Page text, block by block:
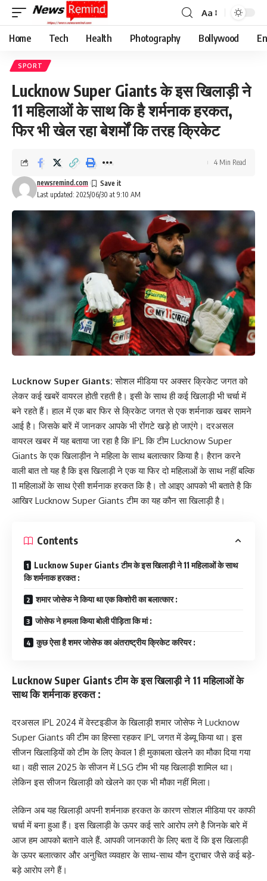
Font
Resizer
Aa
Home Tech Health Photography Bollywood
SPORT
Lucknow Super Giants के इस खिलाड़ी ने
11 महिलाओं के साथ कि है शर्मनाक हरकत,
फिर भी खेल रहा बेशर्मों कि तरह क्रिकेट
Last updated: 2025/06/30 at 9:10 AM
newsremind.com
4 Min Read
Lucknow Super Giants: सोशल मीडिया पर अक्सर क्रिकेट जगत को
लेकर कई खबरें वायरल होती रहती है। इसी के साथ ही कई खिलाड़ी भी चर्चा में
बने रहते हैं। हाल में एक बार फिर से क्रिकेट जगत से एक शर्मनाक खबर सामने
आई है। जिसके बारें में जानकर आपके भी रोंगटे खड़े हो जाएंगे। दरअसल
वायरल खबर में यह बताया जा रहा है कि IPL कि टीम Lucknow Super
Giants के एक खिलाड़ीन ने महिला के साथ बलात्कार किया है। हैरान करने
वाली बात तो यह है कि इस खिलाड़ी ने एक या फिर दो महिलाओं के साथ नहीं बल्कि
11 महिलाओं के साथ ऐसी शर्मनाक हरकत कि है। तो आइए आपको भी बताते है कि
आखिर Lucknow Super Giants टीम का यह कौन सा खिलाड़ी है।
Contents
Lucknow Super Giants टीम के इस खिलाड़ी ने 11 महिलाओं के साथ
कि शर्मनाक हरकत :
शमार जोसेफ ने किया था एक किशोरी का बलात्कार :
जोसेफ ने हमला किया बोली पीड़िता कि मां :
कुछ ऐसा है शमर जोसेफ का अंतराष्ट्रीय क्रिकेट करियर :
Lucknow Super Giants टीम के इस खिलाड़ी ने 11 महिलाओं के
साथ कि शर्मनाक हरकत :
दरअसल IPL 2024 में वेस्टइडीज के खिलाड़ी शमार जोसेफ ने Lucknow
Super Giants की टीम का हिस्सा रहकर IPL जगत में डेब्यू किया था। इस
सीजन खिलाड़ियों को टीम के लिए केवल 1 ही मुकाबला खेलने का मौका दिया गया
था। वही साल 2025 के सीजन में LSG टीम भी यह खिलाड़ी शामिल था।
लेकिन इस सीजन खिलाड़ी को खेलने का एक भी मौका नहीं मिला।
लेकिन अब यह खिलाड़ी अपनी शर्मनाक हरकत के कारण सोशल मीडिया पर काफी
चर्चा में बना हुआ हैं। इस खिलाड़ी के ऊपर कई सारे आरोप लगे है जिनके बारे में
आज हम आपको बताने वाले हैं. आपकी जानकारी के लिए बता दें कि इस खिलाड़ी
के ऊपर बलात्कार और अनुचित व्यवहार के साथ-साथ यौन दुराचार जैसे कई बड़े-
बड़े आरोप लगे हैं।